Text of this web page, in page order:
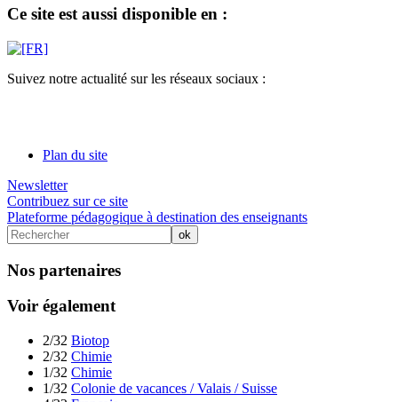
Ce site est aussi disponible en :
Suivez notre actualité sur les réseaux sociaux :
Plan du site
Newsletter
Contribuez sur ce site
Plateforme pédagogique à destination des enseignants
Nos partenaires
Voir également
2/32 Biotop
2/32 Chimie
1/32 Chimie
1/32 Colonie de vacances / Valais / Suisse